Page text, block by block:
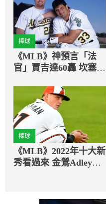
棒球
《MLB》神預言「法
官」賈吉達60轟 坎塞柯
棒球
《MLB》2022年十大新
秀看過來 金鶯Adley